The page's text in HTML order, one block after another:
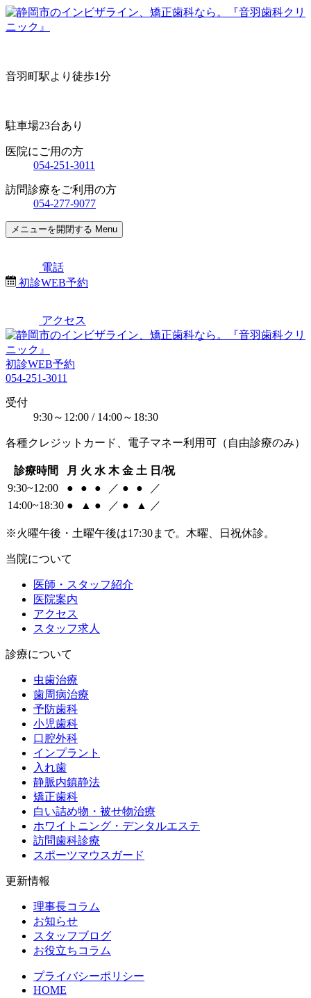
音羽町駅より徒歩1分
駐車場23台あり
医院にご用の方
054-251-3011
訪問診療をご利用の方
054-277-9077
メニューを開閉する Menu
電話
初診WEB予約
アクセス
初診WEB予約
054-251-3011
受付
9:30～12:00 / 14:00～18:30
各種クレジットカード、電子マネー利用可（自由診療のみ）
診療時間 月 火 水 木 金 土 日/祝
9:30~12:00
● ● ● ／ ● ●
／
14:00~18:30 ● ▲ ● ／ ● ▲ ／
※火曜午後・土曜午後は17:30まで。木曜、日祝休診。
当院について
医師・スタッフ紹介
医院案内
アクセス
スタッフ求人
診療について
虫歯治療
歯周病治療
予防歯科
小児歯科
口腔外科
インプラント
入れ歯
静脈内鎮静法
矯正歯科
白い詰め物・被せ物治療
ホワイトニング・デンタルエステ
訪問歯科診療
スポーツマウスガード
更新情報
理事長コラム
お知らせ
スタッフブログ
お役立ちコラム
プライバシーポリシー
HOME